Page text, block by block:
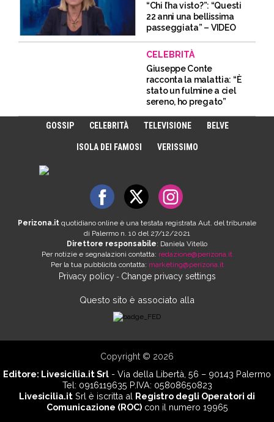
“Chi l’ha visto?”: “Questi
22 anni una bellissima
passeggiata” – VIDEO
CELEBRITÀ
Giuseppe Conte
racconta la malattia: “È
stato un fulmine a ciel
sereno, ho pregato”
GOSSIP CELEBRITÀ TELEVISIONE BELVE
ISOLA DEI FAMOSI VERISSIMO
Perizona.it quotidiano online è una testata registrata Aut. del tribunale
di Palermo n. 10 del 27/12/2021
Direttore responsabile: Daniela Vitello
Per notizie e segnalazioni contatta: redazione@perizona.it
Per la tua pubblicità contatta: marketing@perizona.it
Privacy policy- Change privacy settings
Questo sito è associato alla
Copyright © 2026
Editore: Livesicilia.it Srl - Via della Libertà, 56 – 90143 Palermo
Tel: 0916119635 P.IVA: 05808650823
Livesicilia.it Srl è iscritta al Registro degli Operatori di
Comunicazione (ROC)con il numero 19965